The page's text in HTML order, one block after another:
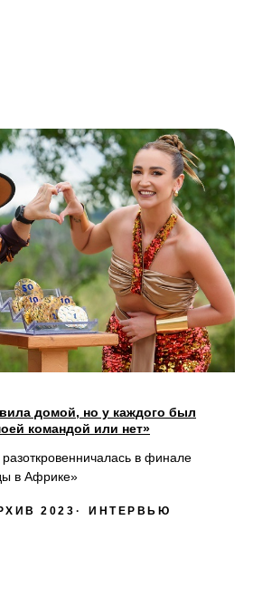
домой, но у каждого был
командой или нет»
в финале
в Африке»
2023 ИНТЕРВЬЮ